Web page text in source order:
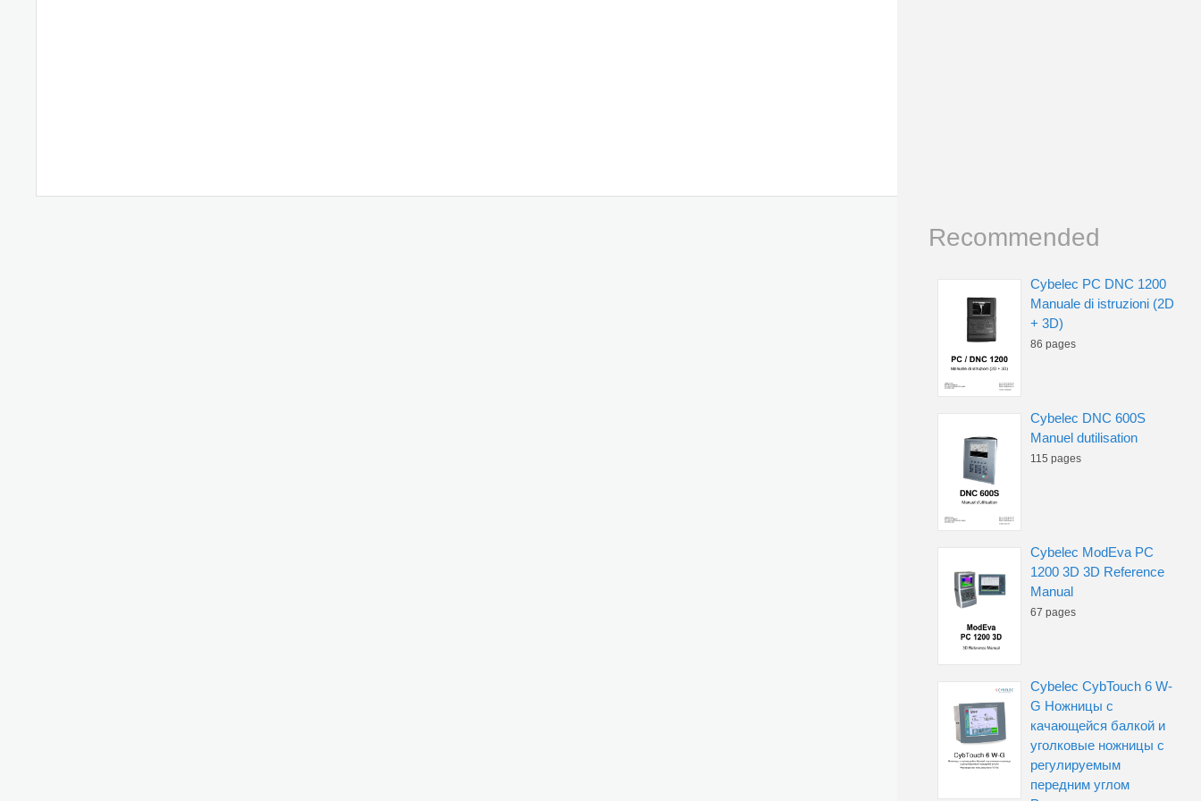
Recommended
Cybelec PC DNC 1200
Manuale di istruzioni (2D
+ 3D)
86 pages
Cybelec DNC 600S
Manuel dutilisation
115 pages
Cybelec ModEva PC
1200 3D 3D Reference
Manual
67 pages
Cybelec CybTouch 6 W-
G Ножницы с
качающейся балкой и
уголковые ножницы с
регулируемым
передним углом